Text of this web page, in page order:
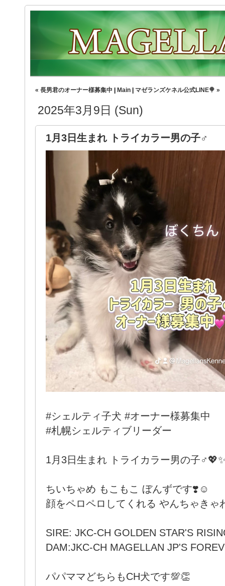
« 長男君のオーナー様募集中 Main マゼランズケネル公式LINE🍭 »
2025年3月9日 (Sun)
1月3日生まれ トライカラー男の子♂
#シェルティ子犬 #オーナー様募集中
#札幌シェルティブリーダー
1月3日生まれ トライカラー男の子
ちいちゃめ もこもこ ぼんずです❣️☺
顔をペロペロしてくれる やんちゃき
SIRE: JKC-CH GOLDEN STAR'S
DAM:JKC-CH MAGELLAN JP'S
パパママどちらもCH犬です💯👏